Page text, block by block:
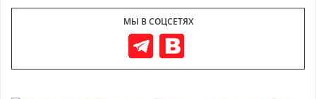
МЫ В СОЦСЕТЯХ